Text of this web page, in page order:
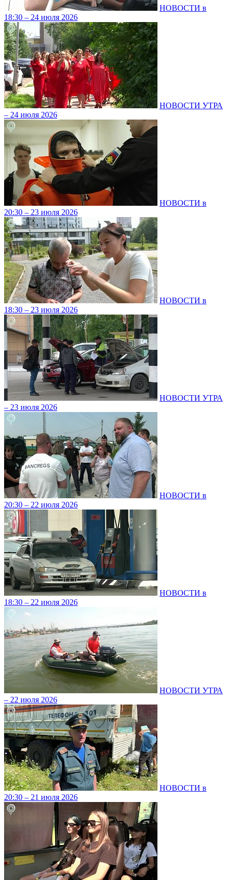
НОВОСТИ в
18:30 – 24 июля 2026
НОВОСТИ УТРА
– 24 июля 2026
НОВОСТИ в
20:30 – 23 июля 2026
НОВОСТИ в
18:30 – 23 июля 2026
НОВОСТИ УТРА
– 23 июля 2026
НОВОСТИ в
20:30 – 22 июля 2026
НОВОСТИ в
18:30 – 22 июля 2026
НОВОСТИ УТРА
– 22 июля 2026
НОВОСТИ в
20:30 – 21 июля 2026